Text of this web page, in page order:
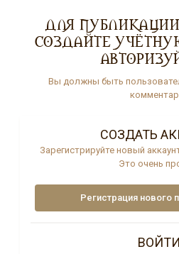
ДЛЯ
СОЗДАЙТЕ
Вы должны быть
СОЗДАТЬ
Зарегистрируйте новый
Это очень
Регистрация нового
ВОЙТИ